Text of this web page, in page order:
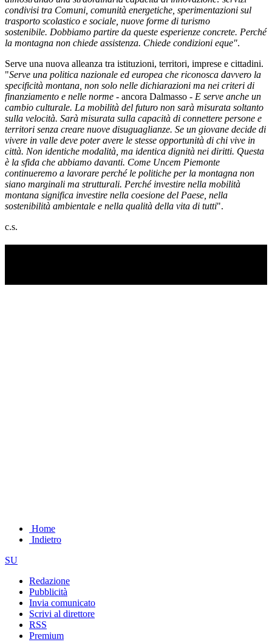
condivisi tra Comuni, comunità energetiche, sperimentazioni sul
trasporto scolastico e sociale, nuove forme di turismo
sostenibile. Dobbiamo partire da queste esperienze concrete. Perché
la montagna non chiede assistenza. Chiede condizioni eque".
Serve una nuova alleanza tra istituzioni, territori, imprese e cittadini.
"Serve una politica nazionale ed europea che riconosca davvero la
specificità montana, non solo nelle dichiarazioni ma nei criteri di
finanziamento e nelle norme - ancora Dalmasso - E serve anche un
cambio culturale. La mobilità del futuro non sarà misurata soltanto
sulla velocità. Sarà misurata sulla capacità di connettere persone e
territori senza creare nuove disuguaglianze. Se un giovane decide di
vivere in valle deve poter avere le stesse opportunità di chi vive in
città. Non identiche modalità, ma identica dignità nei diritti. Questa
è la sfida che abbiamo davanti. Come Uncem Piemonte
continueremo a lavorare perché le politiche per la montagna non
siano marginali ma strutturali. Perché investire nella mobilità
montana significa investire nella coesione del Paese, nella
sostenibilità ambientale e nella qualità della vita di tutti".
c.s.
Home
Indietro
SU
Redazione
Pubblicità
Invia comunicato
Scrivi al direttore
RSS
Premium